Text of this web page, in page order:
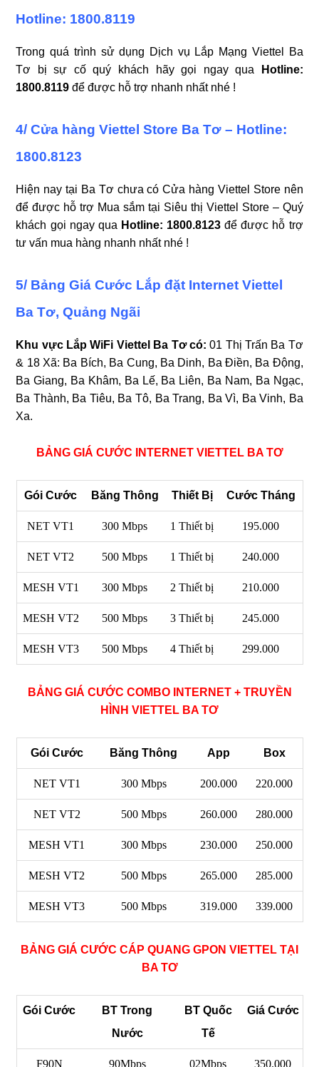
Hotline: 1800.8119
Trong quá trình sử dụng Dịch vụ Lắp Mạng Viettel Ba
Tơ bị sự cố quý khách hãy gọi ngay qua
Hotline:
1800.8119 để được hỗ trợ nhanh nhất nhé !
4/ Cửa hàng Viettel Store Ba Tơ – Hotline:
1800.8123
Hiện nay tại Ba Tơ chưa có Cửa hàng Viettel Store nên
để được hỗ trợ Mua sắm tại Siêu thị Viettel Store – Quý
khách gọi ngay qua Hotline: 1800.8123 để được hỗ trợ
tư vấn mua hàng nhanh nhất nhé !
5/ Bảng Giá Cước Lắp đặt Internet Viettel
Ba Tơ, Quảng Ngãi
Khu vực Lắp WiFi Viettel Ba Tơ có:01 Thị Trấn Ba Tơ
& 18 Xã: Ba Bích, Ba Cung, Ba Dinh, Ba Điền, Ba Động,
Ba Giang, Ba Khâm, Ba Lế, Ba Liên, Ba Nam, Ba Ngạc,
Ba Thành, Ba Tiêu, Ba Tô, Ba Trang, Ba Vì, Ba Vinh, Ba
Xa.
BẢNG GIÁ CƯỚC INTERNET VIETTEL BA TƠ
Gói Cước Băng Thông Thiết Bị Cước Tháng
NET VT1 300 Mbps 1 Thiết bị 195.000
NET VT2 500 Mbps 1 Thiết bị 240.000
MESH VT1 300 Mbps 2 Thiết bị 210.000
MESH VT2 500 Mbps 3 Thiết bị 245.000
MESH VT3 500 Mbps 4 Thiết bị 299.000
BẢNG GIÁ CƯỚC COMBO INTERNET + TRUYỀN
HÌNH VIETTEL BA TƠ
Gói Cước Băng Thông App Box
NET VT1 300 Mbps 200.000 220.000
NET VT2 500 Mbps 260.000 280.000
MESH VT1 300 Mbps 230.000 250.000
MESH VT2 500 Mbps 265.000 285.000
MESH VT3 500 Mbps 319.000 339.000
BẢNG GIÁ CƯỚC CÁP QUANG GPON VIETTEL TẠI
BA TƠ
Gói Cước
BT Trong
Nước
BT Quốc
Tế
Giá Cước
F90N 90Mbps 02Mbps 350.000